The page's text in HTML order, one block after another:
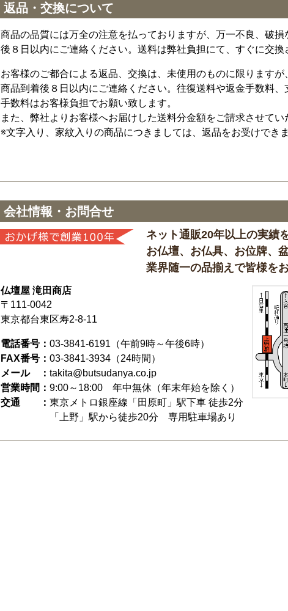
返品・交換について
商品の品質には万全の注意を払っておりますが、万一不良、破
後８日以内にご連絡ください。送料は弊社負担にて、すぐに交
お客様のご都合による返品、交換は、未使用のものに限りますが
商品到着後８日以内にご連絡ください。往復送料や返金手数料
手数料はお客様負担でお願い致します。
また、弊社よりお客様へお届けした送料分金額をご請求させてい
※文字入り、家紋入りの商品につきましては、返品をお受けでき
会社情報・お問合せ
ネット通販20年以上の実績
お仏壇、お仏具、お位牌、
業界随一の品揃えで皆様を
仏壇屋 滝田商店
〒111-0042
東京都台東区寿2-8-11
電話番号： 03-3841-6191 （午前9時～午後6時）
FAX番号： 03-3841-3934（24時間）
メール ： takita@butsudanya.co.jp
営業時間： 9:00～18:00 年中無休（年末年始を除く）
交通 ： 東京メトロ銀座線「田原町」駅下車 徒歩2分
「上野」駅から徒歩20分 専用駐車場あり